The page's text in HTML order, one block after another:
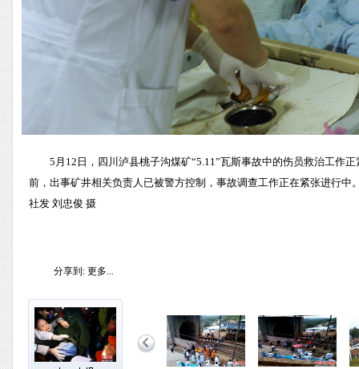
5月12日，四川泸县桃子沟煤矿“5.11”瓦斯事故中的伤员救治工作
前，出事矿井相关负责人已被警方控制，事故调查工作正在紧张进行
社发 刘忠俊 摄
分享到: 更多...